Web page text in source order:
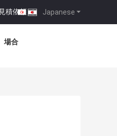
Japanese
見積依頼 |
場合